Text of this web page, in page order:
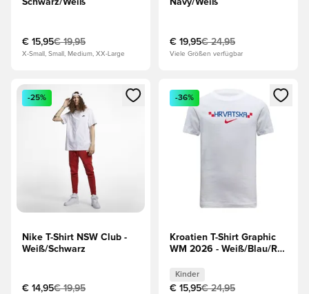
Schwarz/Weiß
€ 15,95€ 19,95
X-Small, Small, Medium, XX-Large
Navy/Weiß
€ 19,95€ 24,95
Viele Größen verfügbar
Öffnet ein Fenster zum Anmelden oder Registrieren als
-25%
Nike T-Shirt NSW Club -
Weiß/Schwarz
€ 14,95€ 19,95
Öffnet ein Fenster zum
-36%
Kroatien T-Shirt Graphic
WM 2026 - Weiß/Blau/Rot
Kinder
€ 15,95€ 24,95